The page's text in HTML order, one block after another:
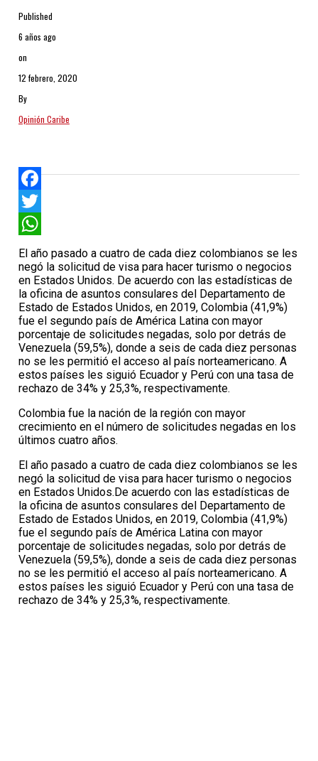
Published
6 años ago
on
12 febrero, 2020
By
Opinión Caribe
Facebook
Twitter
WhatsApp
El año pasado a cuatro de cada diez colombianos se les
negó la solicitud de visa para hacer turismo o negocios
en Estados Unidos. De acuerdo con las estadísticas de
la oficina de asuntos consulares del Departamento de
Estado de Estados Unidos, en 2019, Colombia (41,9%)
fue el segundo país de América Latina con mayor
porcentaje de solicitudes negadas, solo por detrás de
Venezuela (59,5%), donde a seis de cada diez personas
no se les permitió el acceso al país norteamericano. A
estos países les siguió Ecuador y Perú con una tasa de
rechazo de 34% y 25,3%, respectivamente.
Colombia fue la nación de la región con mayor
crecimiento en el número de solicitudes negadas en los
últimos cuatro años.
El año pasado a cuatro de cada diez colombianos se les
negó la solicitud de visa para hacer turismo o negocios
en Estados Unidos.De acuerdo con las estadísticas de
la oficina de asuntos consulares del Departamento de
Estado de Estados Unidos, en 2019, Colombia (41,9%)
fue el segundo país de América Latina con mayor
porcentaje de solicitudes negadas, solo por detrás de
Venezuela (59,5%), donde a seis de cada diez personas
no se les permitió el acceso al país norteamericano. A
estos países les siguió Ecuador y Perú con una tasa de
rechazo de 34% y 25,3%, respectivamente.